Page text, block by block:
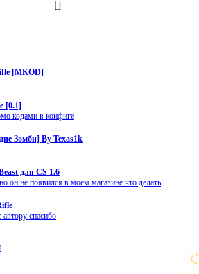
[]
[MKOD]
[0.1]
кодами в конфиге
Зомби] By Texas1k
для CS 1.6
он не появился в моем магазине что делать
спасибо